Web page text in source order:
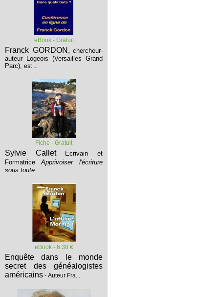
eBook - Gratuit
Franck GORDON, chercheur-
auteur Logeois (Versailles Grand
Parc), est ...
Fiche - Gratuit
Sylvie Callet
Ecrivain et
Formatrice
Apprivoiser l'écriture
sous toute...
eBook - 6.38 €
Enquête dans le monde
secret des généalogistes
américains - Auteur Fra...